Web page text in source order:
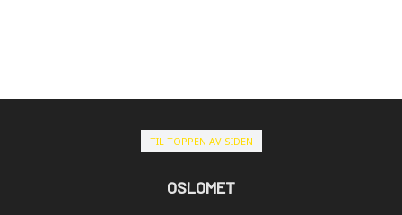
TIL TOPPEN AV SIDEN
OSLOMET